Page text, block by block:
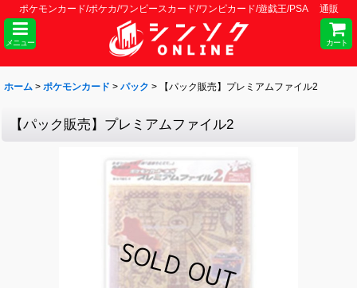
ポケモンカード/ポケカ/ワンピースカード/ワンピカード/遊戯王/PSA 通販
メニュー カート
ホーム > ポケモンカード > パック > 【パック販売】プレミアムファイル2
【パック販売】プレミアムファイル2